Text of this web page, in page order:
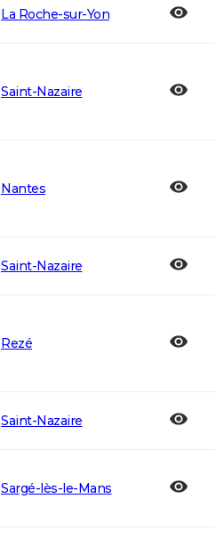
La Roche-sur-Yon
Saint-Nazaire
Nantes
Saint-Nazaire
Rezé
Saint-Nazaire
Sargé-lès-le-Mans